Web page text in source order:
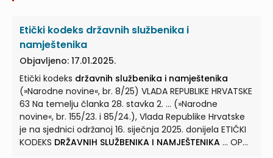
Etički kodeks državnih službenika i
namještenika
Objavljeno: 17.01.2025.
Etički kodeks državnih službenika i namještenika
(»Narodne novine«, br. 8/25) VLADA REPUBLIKE HRVATSKE
63 Na temelju članka 28. stavka 2. ... (»Narodne
novine«, br. 155/23. i 85/24.), Vlada Republike Hrvatske
je na sjednici održanoj 16. siječnja 2025. donijela ETIČKI
KODEKS DRŽAVNIH SLUŽBENIKA I NAMJEŠTENIKA ... OPĆE